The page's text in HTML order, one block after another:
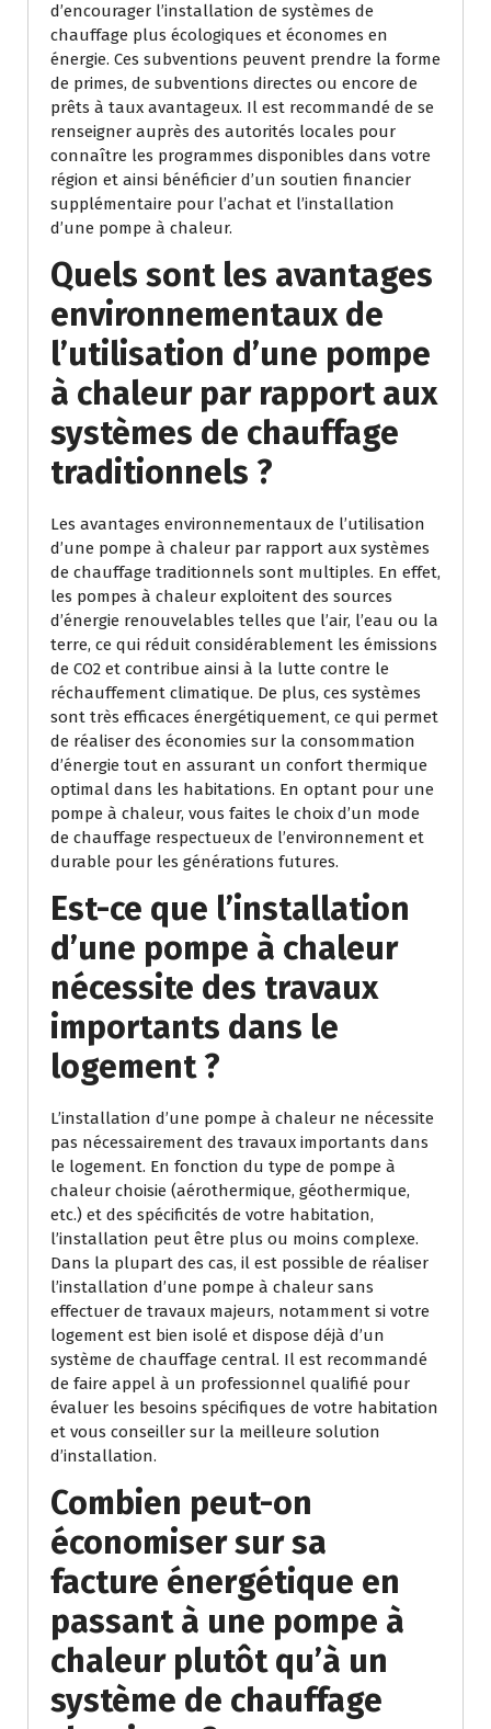
d’encourager l’installation de systèmes de
chauffage plus écologiques et économes en
énergie. Ces subventions peuvent prendre la forme
de primes, de subventions directes ou encore de
prêts à taux avantageux. Il est recommandé de se
renseigner auprès des autorités locales pour
connaître les programmes disponibles dans votre
région et ainsi bénéficier d’un soutien financier
supplémentaire pour l’achat et l’installation
d’une pompe à chaleur.
Quels sont les avantages
environnementaux de
l’utilisation d’une pompe
à chaleur par rapport aux
systèmes de chauffage
traditionnels ?
Les avantages environnementaux de l’utilisation
d’une pompe à chaleur par rapport aux systèmes
de chauffage traditionnels sont multiples. En effet,
les pompes à chaleur exploitent des sources
d’énergie renouvelables telles que l’air, l’eau ou la
terre, ce qui réduit considérablement les émissions
de CO2 et contribue ainsi à la lutte contre le
réchauffement climatique. De plus, ces systèmes
sont très efficaces énergétiquement, ce qui permet
de réaliser des économies sur la consommation
d’énergie tout en assurant un confort thermique
optimal dans les habitations. En optant pour une
pompe à chaleur, vous faites le choix d’un mode
de chauffage respectueux de l’environnement et
durable pour les générations futures.
Est-ce que l’installation
d’une pompe à chaleur
nécessite des travaux
importants dans le
logement ?
L’installation d’une pompe à chaleur ne nécessite
pas nécessairement des travaux importants dans
le logement. En fonction du type de pompe à
chaleur choisie (aérothermique, géothermique,
etc.) et des spécificités de votre habitation,
l’installation peut être plus ou moins complexe.
Dans la plupart des cas, il est possible de réaliser
l’installation d’une pompe à chaleur sans
effectuer de travaux majeurs, notamment si votre
logement est bien isolé et dispose déjà d’un
système de chauffage central. Il est recommandé
de faire appel à un professionnel qualifié pour
évaluer les besoins spécifiques de votre habitation
et vous conseiller sur la meilleure solution
d’installation.
Combien peut-on
économiser sur sa
facture énergétique en
passant à une pompe à
chaleur plutôt qu’à un
système de chauffage